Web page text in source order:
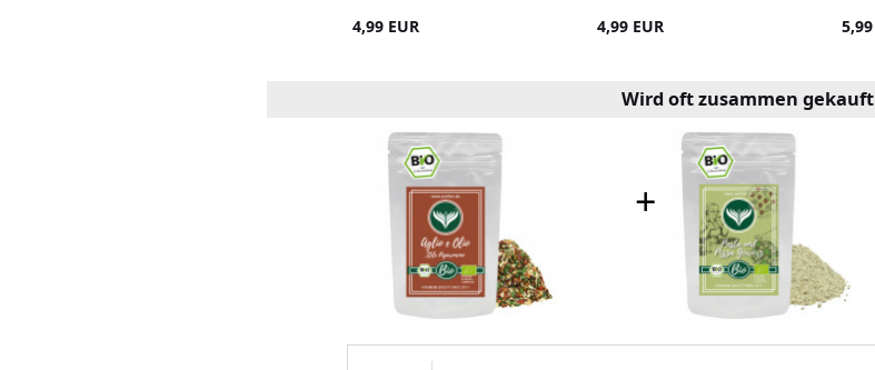
4,99 EUR 4,99 EUR
Wird oft zusammen gekauft
+